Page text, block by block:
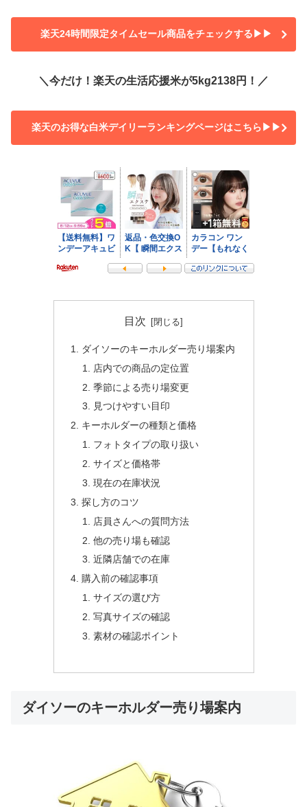
楽天24時間限定タイムセール商品をチェックする▶▶
＼今だけ！楽天の生活応援米が5kg2138円！／
楽天のお得な白米デイリーランキングページはこちら▶▶
目次
ダイソーのキーホルダー売り場案内
店内での商品の定位置
季節による売り場変更
見つけやすい目印
キーホルダーの種類と価格
フォトタイプの取り扱い
サイズと価格帯
現在の在庫状況
探し方のコツ
店員さんへの質問方法
他の売り場も確認
近隣店舗での在庫
購入前の確認事項
サイズの選び方
写真サイズの確認
素材の確認ポイント
ダイソーのキーホルダー売り場案内